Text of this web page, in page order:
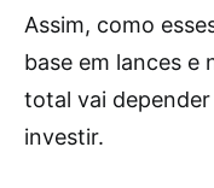
Assim, como
base em lances e
total vai
investir.